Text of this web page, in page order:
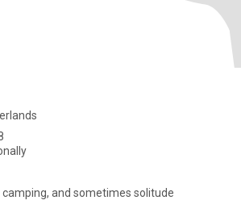
camping, and sometimes solitude